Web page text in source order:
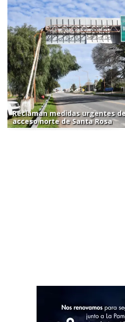
Reclaman medidas urgentes
acceso norte de Santa Rosa